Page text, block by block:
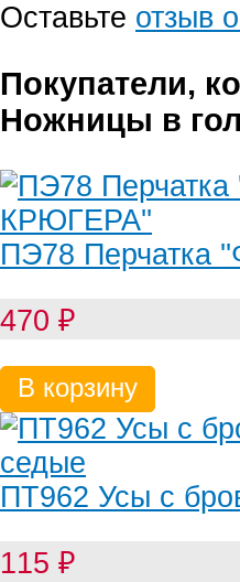
Оставьте отзыв
Покупатели,
Ножницы в
ПЭ78
470 ₽
В корзину
ПТ962 Усы с
115 ₽